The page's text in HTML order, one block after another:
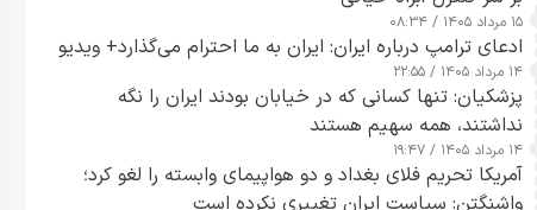
۱۵ مرداد ۱۴۰۵ / ۰۸:۳۴
ادعای ترامپ درباره ایران: ایران به ما احترام می‌گذارد+ ویدیو
۱۴ مرداد ۱۴۰۵ / ۲۲:۵۵
پزشکیان: تنها کسانی که در خیابان بودند ایران را نگه
نداشتند، همه سهیم هستند
۱۴ مرداد ۱۴۰۵ / ۱۹:۴۷
آمریکا تحریم فلای بغداد و دو هواپیمای وابسته را لغو کرد؛
واشنگتن: سیاست ایران تغییری نکرده است